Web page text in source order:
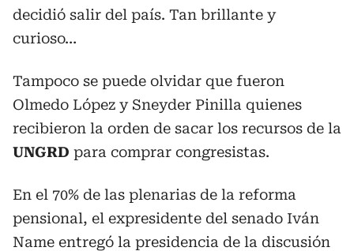
decidió salir del país. Tan brillante y
curioso…
Tampoco se puede olvidar que fueron
Olmedo López y Sneyder Pinilla quienes
recibieron la orden de sacar los recursos de la
UNGRD para comprar congresistas.
En el 70% de las plenarias de la reforma
pensional, el expresidente del senado Iván
Name entregó la presidencia de la discusión